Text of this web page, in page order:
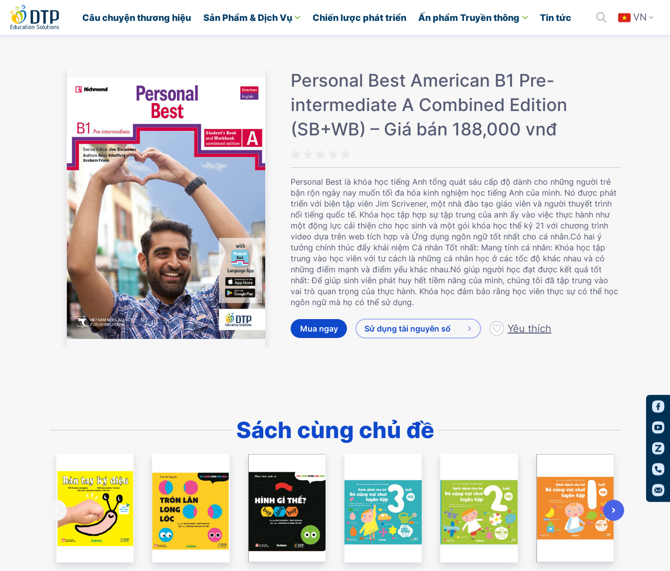
Câu chuyện thương hiệu Sản Phẩm & Dịch Vụ Chiến lược phát triển Ấn phẩm Truyền thông Tin tức VN
Trang chủ
Personal Best American B1 Pre-
intermediate A Combined Edition
(SB+WB) – Giá bán 188,000 vnđ
Personal Best là khóa học tiếng Anh tổng quát sáu cấp độ dành cho những người trẻ
bận rộn ngày nay muốn tối đa hóa kinh nghiệm học tiếng Anh của mình. Nó được phát
triển với biên tập viên Jim Scrivener, một nhà đào tạo giáo viên và người thuyết trình
nổi tiếng quốc tế. Khóa học tập hợp sự tập trung của anh ấy vào việc thực hành như
một động lực cải thiện cho học sinh và một gói khóa học thế kỷ 21 với chương trình
video dựa trên web tích hợp và Ứng dụng ngôn ngữ tốt nhất cho cá nhân.Có hai ý
tưởng chính thúc đẩy khái niệm Cá nhân Tốt nhất: Mang tính cá nhân: Khóa học tập
trung vào học viên với tư cách là những cá nhân học ở các tốc độ khác nhau và có
những điểm mạnh và điểm yếu khác nhau.Nó giúp người học đạt được kết quả tốt
nhất: Để giúp sinh viên phát huy hết tiềm năng của mình, chúng tôi đã tập trung vào
vai trò quan trọng của thực hành. Khóa học đảm bảo rằng học viên thực sự có thể học
ngôn ngữ mà họ có thể sử dụng.
Mua ngay Sử dụng tài nguyên số Yêu thích
Sách cùng chủ đề